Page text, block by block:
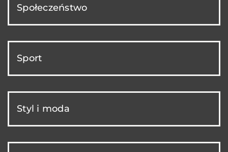
Społeczeństwo
Sport
Styl i moda